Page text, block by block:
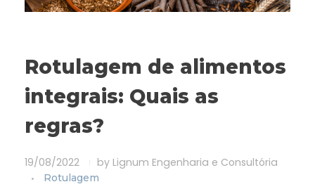
Rotulagem de alimentos
integrais: Quais as
regras?
19/08/2022 by Lignum Engenharia e Consultória
Rotulagem